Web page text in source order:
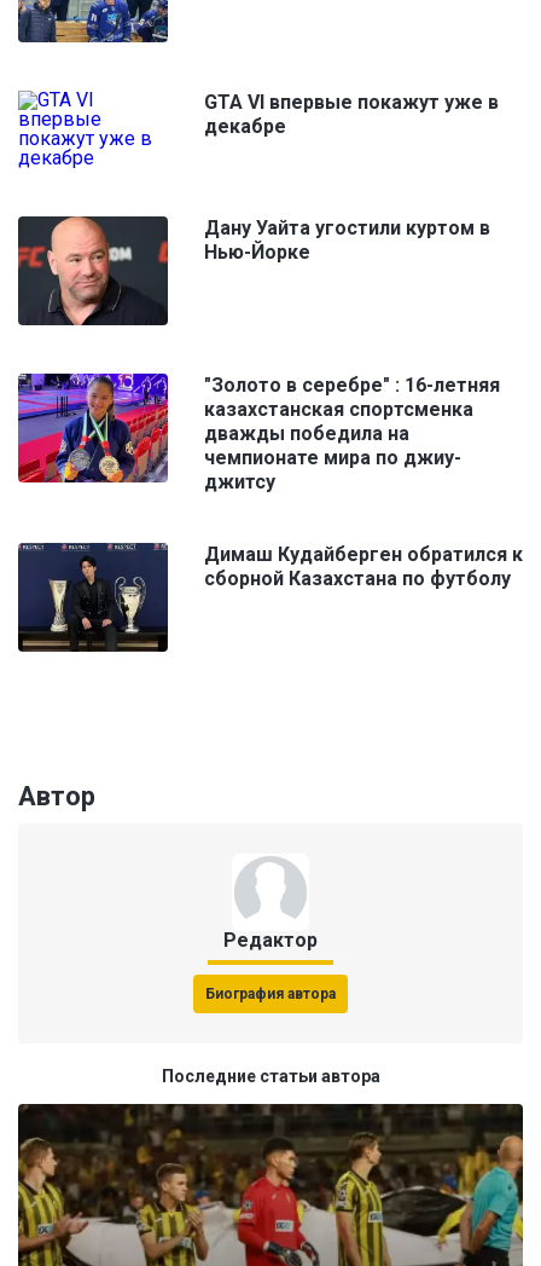
GTA VI впервые покажут уже в
декабре
Дану Уайта угостили куртом в
Нью-Йорке
"Золото в серебре" : 16-летняя
казахстанская спортсменка
дважды победила на
чемпионате мира по джиу-
джитсу
Димаш Кудайберген обратился к
сборной Казахстана по футболу
Автор
Редактор
Биография автора
Последние статьи автора